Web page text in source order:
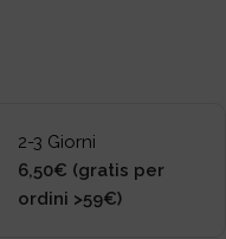
2-3 Giorni
6,50€ (gratis per
ordini >59€)